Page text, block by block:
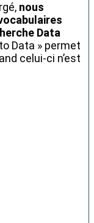
nous
Data
Data » permet
celui-ci n’est